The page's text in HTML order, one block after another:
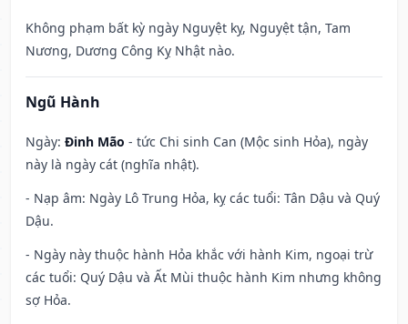
Không phạm bất kỳ ngày Nguyệt kỵ, Nguyệt tận, Tam
Nương, Dương Công Kỵ Nhật nào.
Ngũ Hành
Ngày: Đinh Mão - tức Chi sinh Can (Mộc sinh Hỏa), ngày
này là ngày cát (nghĩa nhật).
- Nạp âm: Ngày Lô Trung Hỏa, kỵ các tuổi: Tân Dậu và Quý
Dậu.
- Ngày này thuộc hành Hỏa khắc với hành Kim, ngoại trừ
các tuổi: Quý Dậu và Ất Mùi thuộc hành Kim nhưng không
sợ Hỏa.